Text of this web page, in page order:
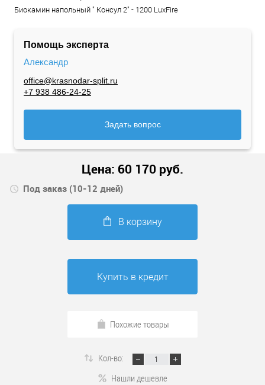
Биокамин напольный " Консул 2" - 1200 LuxFire
Помощь эксперта
Александр
office@krasnodar-split.ru
+7 938 486-24-25
Задать вопрос
Цена: 60 170 руб.
Под заказ (10-12 дней)
В корзину
Купить в кредит
Похожие товары
Кол-во:
Нашли дешевле